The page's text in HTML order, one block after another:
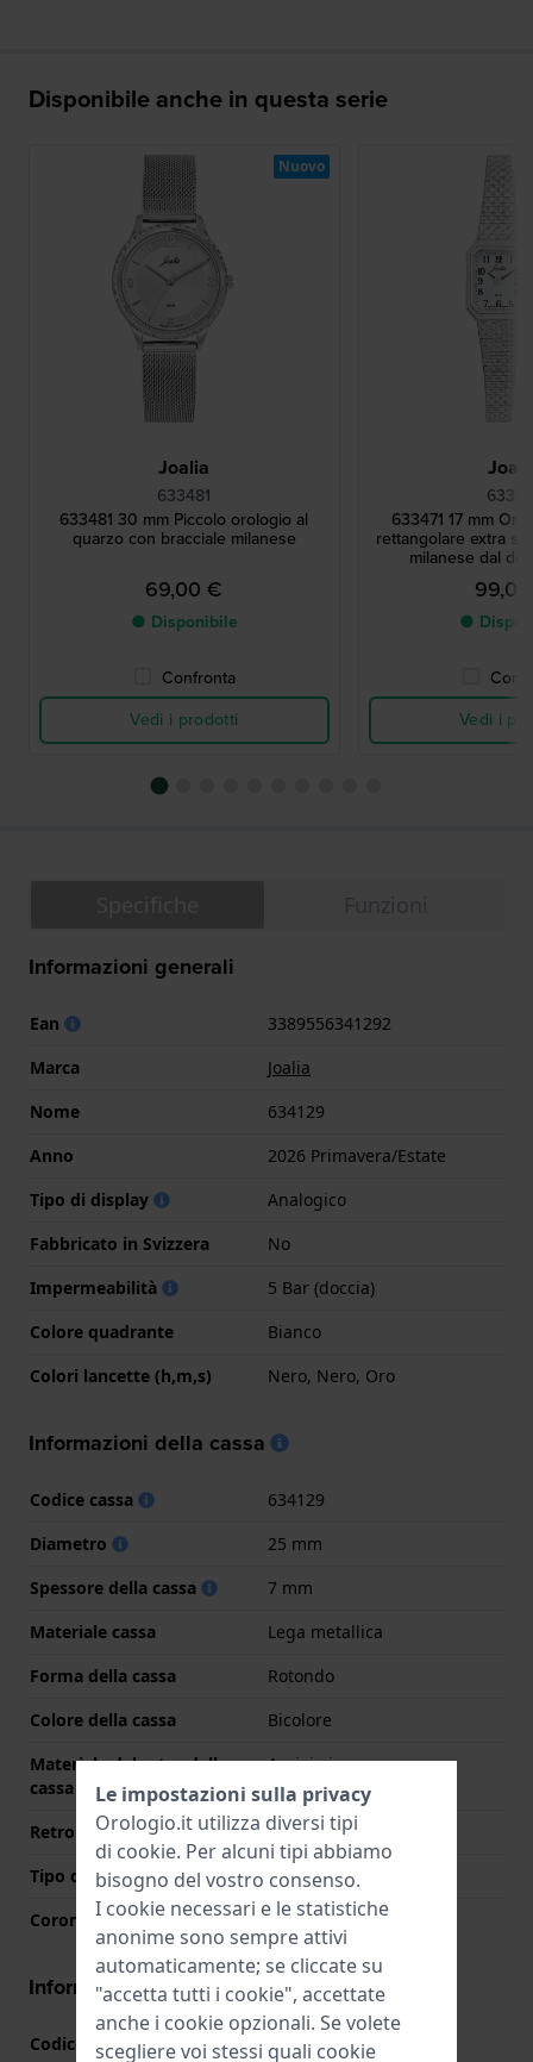
Disponibile anche in questa serie
Joalia
633481
633481 30 mm Piccolo orologio al
quarzo con bracciale milanese
69,00 €
● Disponibile
Confronta
Vedi i prodotti
Nuovo
633471 17 mm
rettangolare extra
milanese dal
●
Vedi i
Informazioni generali
Ean
3389556341292
Marca
Joalia
Nome
634129
Anno
2026 Primavera/Estate
Tipo di display
Analogico
Fabbricato in Svizzera
No
Impermeabilità
5 Bar (doccia)
Colore quadrante
Bianco
Colori lancette (h,m,s)
Nero, Nero, Oro
Informazioni della cassa
Codice cassa
634129
Diametro
25 mm
Spessore della cassa
7 mm
Materiale cassa
Lega metallica
Forma della cassa
Rotondo
Colore della cassa
Bicolore
Materiale del retro della
cassa
Acciaio inox
Retro cassa
Coperchio a pressione
Tipo di vetro
Minerale
Corona
Corona da estrarre
Informazioni del movimento
Codice Movimento VJ21( Vedi specifiche
Le impostazioni sulla privacy
Orologio.it utilizza diversi tipi
di cookie. Per alcuni tipi abbiamo
bisogno del vostro consenso.
I cookie necessari e le statistiche
anonime sono sempre attivi
automaticamente; se cliccate su
"accetta tutti i cookie", accettate
anche i cookie opzionali. Se volete
scegliere voi stessi quali cookie